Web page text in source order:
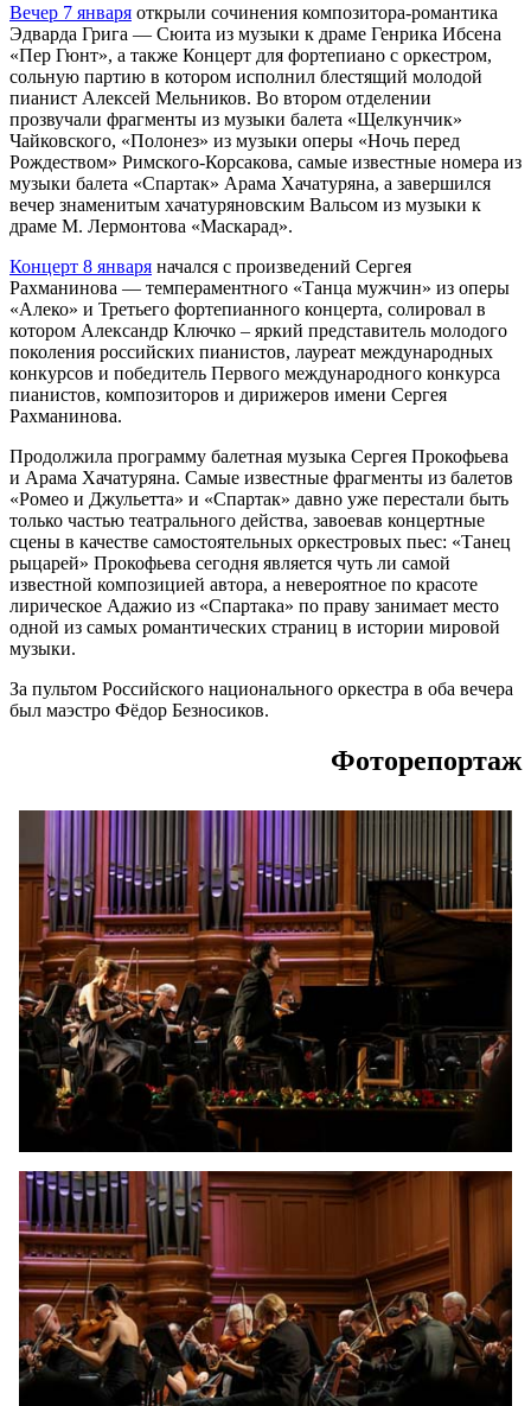
Вечер 7 января открыли сочинения композитора-романтика
Эдварда Грига — Сюита из музыки к драме Генрика Ибсена
«Пер Гюнт», а также Концерт для фортепиано с оркестром,
сольную партию в котором исполнил блестящий молодой
пианист Алексей Мельников. Во втором отделении
прозвучали фрагменты из музыки балета «Щелкунчик»
Чайковского, «Полонез» из музыки оперы «Ночь перед
Рождеством» Римского-Корсакова, самые известные номера из
музыки балета «Спартак» Арама Хачатуряна, а завершился
вечер знаменитым хачатуряновским Вальсом из музыки к
драме М. Лермонтова «Маскарад».
Концерт 8 января начался с произведений Сергея
Рахманинова — темпераментного «Танца мужчин» из оперы
«Алеко» и Третьего фортепианного концерта, солировал в
котором Александр Ключко – яркий представитель молодого
поколения российских пианистов, лауреат международных
конкурсов и победитель Первого международного конкурса
пианистов, композиторов и дирижеров имени Сергея
Рахманинова.
Продолжила программу балетная музыка Сергея Прокофьева
и Арама Хачатуряна. Самые известные фрагменты из балетов
«Ромео и Джульетта» и «Спартак» давно уже перестали быть
только частью театрального действа, завоевав концертные
сцены в качестве самостоятельных оркестровых пьес: «Танец
рыцарей» Прокофьева сегодня является чуть ли самой
известной композицией автора, а невероятное по красоте
лирическое Адажио из «Спартака» по праву занимает место
одной из самых романтических страниц в истории мировой
музыки.
За пультом Российского национального оркестра в оба вечера
был маэстро Фёдор Безносиков.
Фоторепортаж